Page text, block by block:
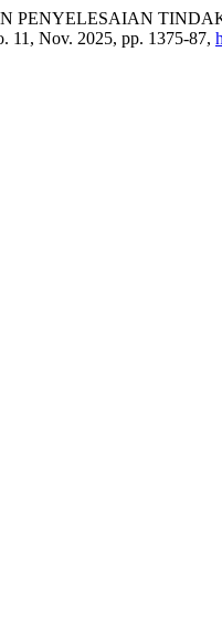
PENYELESAIAN
11, Nov. 2025, pp. 1375-87,